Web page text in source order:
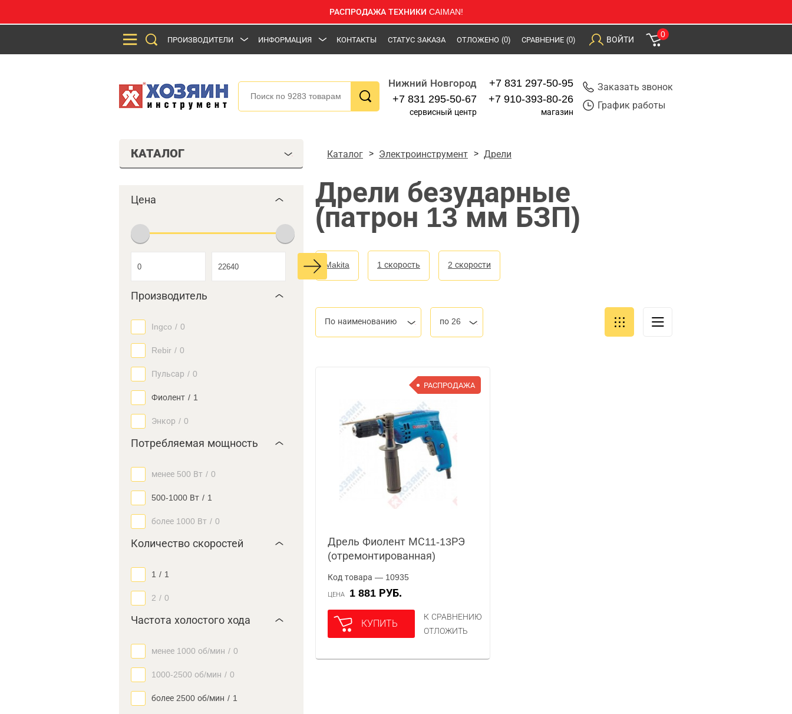
РАСПРОДАЖА ТЕХНИКИ CAIMAN!
ПРОИЗВОДИТЕЛИ ИНФОРМАЦИЯ КОНТАКТЫ СТАТУС ЗАКАЗА ОТЛОЖЕНО (0) СРАВНЕНИЕ (0) ВОЙТИ
0
Нижний Новгород
+7 831 295-50-67
сервисный центр
+7 831 297-50-95
+7 910-393-80-26
магазин
Заказать звонок
График работы
КАТАЛОГ
Цена
Производитель
Ingco / 0
Rebir / 0
Пульсар / 0
Фиолент / 1
Энкор / 0
Потребляемая мощность
менее 500 Вт / 0
500-1000 Вт / 1
более 1000 Вт / 0
Количество скоростей
1 / 1
2 / 0
Частота холостого хода
менее 1000 об/мин / 0
1000-2500 об/мин / 0
более 2500 об/мин / 1
Каталог Электроинструмент Дрели
Дрели безударные
(патрон 13 мм БЗП)
Makita 1 скорость 2 скорости
По наименованию по 26
РАСПРОДАЖА
Дрель Фиолент МС11-13РЭ
(отремонтированная)
Код товара — 10935
ЦЕНА 1 881 РУБ.
КУПИТЬ
К СРАВНЕНИЮ
ОТЛОЖИТЬ